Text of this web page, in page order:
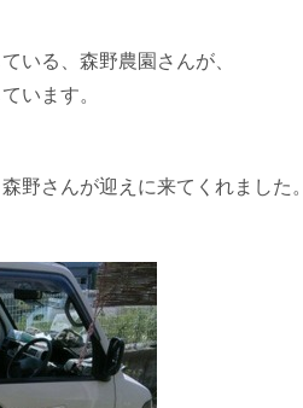
いる、森野農園さんが、
います。
野さんが迎えに来てくれました。